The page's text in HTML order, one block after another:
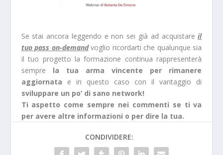
Se stai ancora leggendo e non sei già ad acquistareil
tuo pass on-demandvoglio ricordarti che qualunque sia
il tuo progetto la formazione continua rappresenterà
sempre la tua arma vincente per rimanere
aggiornata e in questo caso con il vantaggio di
sviluppare un po’ di sano network!
Ti aspetto come sempre nei commenti se ti va
per avere altre informazioni o per dire la tua.
CONDIVIDERE: